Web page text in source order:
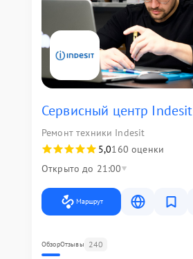
Сервисный центр Indesit
Ремонт техники Indesit
5,0160 оценки
Открыто до 21:00
Маршрут
ОбзорОтзывы 240